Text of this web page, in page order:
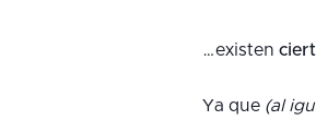
…existen
Ya que (al